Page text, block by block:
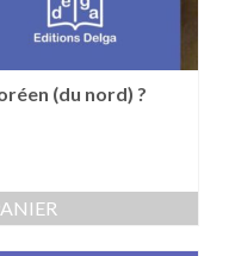
(du nord) ?